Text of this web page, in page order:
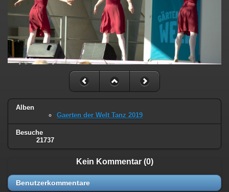
Alben
Gaerten der Welt Tanz 2019
Besuche
21737
Kein Kommentar (0)
Benutzerkommentare